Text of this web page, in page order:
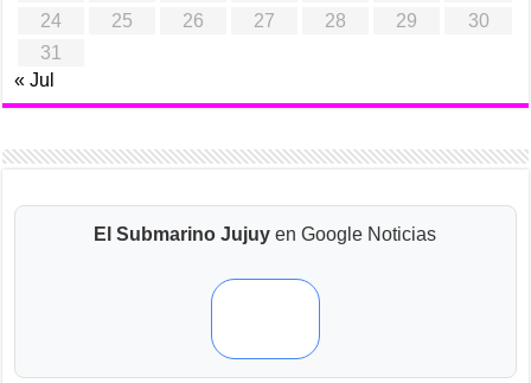
24
25 26 27 28 29
30
31
« Jul
El Submarino Jujuy en Google Noticias